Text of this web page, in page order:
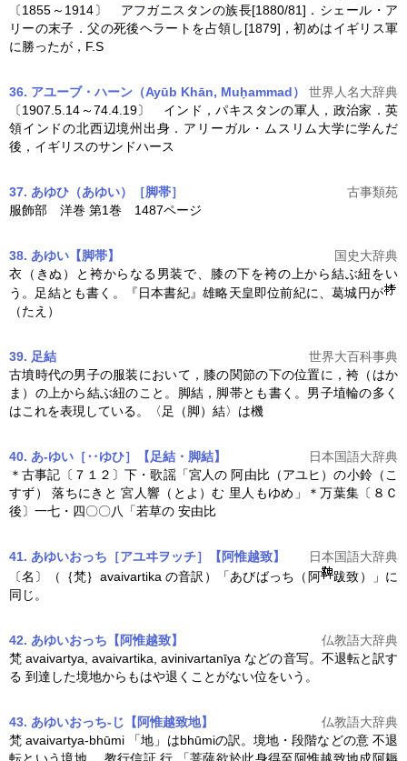
〔1855～1914〕 アフガニスタンの族長[1880/81]．シェール・ア
リーの末子．父の死後ヘラートを占領し[1879]，初めはイギリス軍
に勝ったが，F.S
36. アユーブ・ハーン（Ayūb Khān, Muḥammad）
世界人名大辞典
〔1907.5.14～74.4.19〕 インド，パキスタンの軍人，政治家．英
領インドの北西辺境州出身．アリーガル・ムスリム大学に学んだ
後，イギリスのサンドハース
37. あゆひ （あゆい） ［脚帯］
古事類苑
服飾部 洋巻 第1巻 1487ページ
38. あゆい【脚帯】
国史大辞典
衣（きぬ）と袴からなる男装で、膝の下を袴の上から結ぶ紐をい
う。足結とも書く。『日本書紀』雄略天皇即位前紀に、葛城円が
（たえ）
39. 足結
世界大百科事典
古墳時代の男子の服装において，膝の関節の下の位置に，袴（はか
ま）の上から結ぶ紐のこと。脚結，脚帯とも書く。男子埴輪の多く
はこれを表現している。〈足（脚）結〉は機
40. あ‐ゆい［‥ゆひ］【足結・脚結】
日本国語大辞典
＊古事記〔７１２〕下・歌謡「宮人の 阿由比（アユヒ）の小鈴（こ
すず） 落ちにきと 宮人響（とよ）む 里人もゆめ」＊万葉集〔８Ｃ
後〕一七・四〇〇八「若草の 安由比
41. あゆいおっち［アユヰヲッチ］【阿惟越致】
日本国語大辞典
〔名〕（｛梵｝avaivartika の音訳）「あびばっち（阿
跋致）」に
同じ。
42. あゆいおっち【阿惟越致】
仏教語大辞典
梵 avaivartya, avaivartika, avinivartanīya などの音写。不退転と訳す
る 到達した境地からもはや退くことがない位をいう。
43. あゆいおっち‐じ【阿惟越致地】
仏教語大辞典
梵 avaivartya-bhūmi 「地」はbhūmiの訳。境地・段階などの意 不退
転という境地。 教行信証 行 「菩薩欲於此身得至阿惟越致地成阿耨